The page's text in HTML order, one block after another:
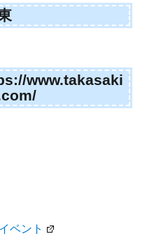
www.takasaki
ベント